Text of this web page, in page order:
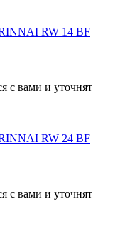
RW 14 BF
с вами и уточнят
RW 24 BF
с вами и уточнят